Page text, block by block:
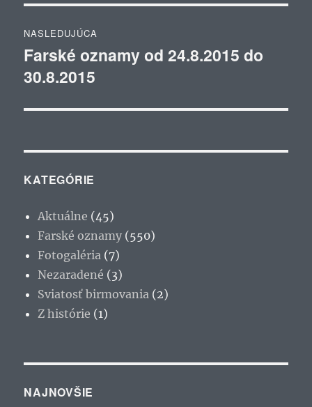
NASLEDUJÚCA
Ďalší
článok:
Farské oznamy od 24.8.2015 do
30.8.2015
KATEGÓRIE
Aktuálne (45)
Farské oznamy (550)
Fotogaléria (7)
Nezaradené (3)
Sviatosť birmovania (2)
Z histórie (1)
NAJNOVŠIE